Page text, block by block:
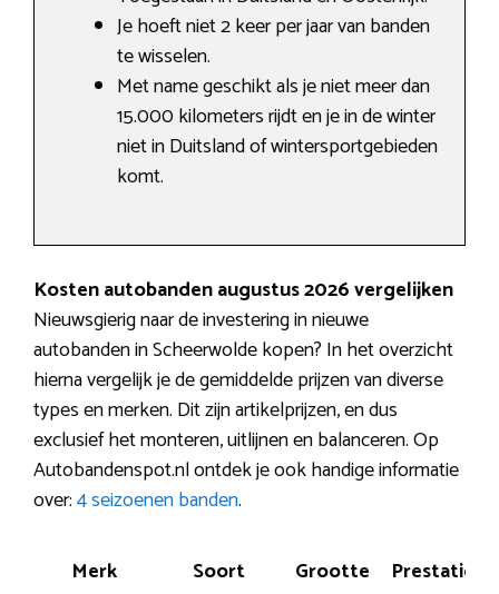
Je hoeft niet 2 keer per jaar van banden
te wisselen.
Met name geschikt als je niet meer dan
15.000 kilometers rijdt en je in de winter
niet in Duitsland of wintersportgebieden
komt.
Kosten autobanden augustus 2026 vergelijken
Nieuwsgierig naar de investering in nieuwe
autobanden in Scheerwolde kopen? In het overzicht
hierna vergelijk je de gemiddelde prijzen van diverse
types en merken. Dit zijn artikelprijzen, en dus
exclusief het monteren, uitlijnen en balanceren. Op
Autobandenspot.nl ontdek je ook handige informatie
over:4 seizoenen banden.
Merk Soort Grootte Prestatie